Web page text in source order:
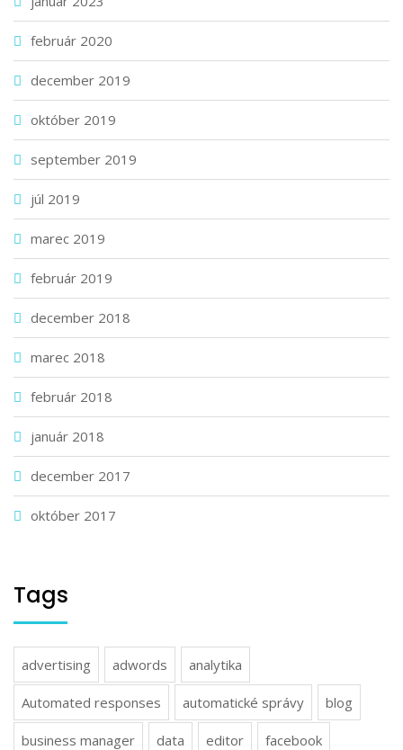
február 2020
december 2019
október 2019
september 2019
júl 2019
marec 2019
február 2019
december 2018
marec 2018
február 2018
január 2018
december 2017
október 2017
Tags
advertising adwords analytika
Automated responses automatické správy blog
business manager data editor facebook